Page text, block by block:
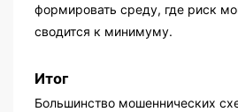
формировать среду, где риск
сводится к минимуму.
Итог
Большинство мошеннических